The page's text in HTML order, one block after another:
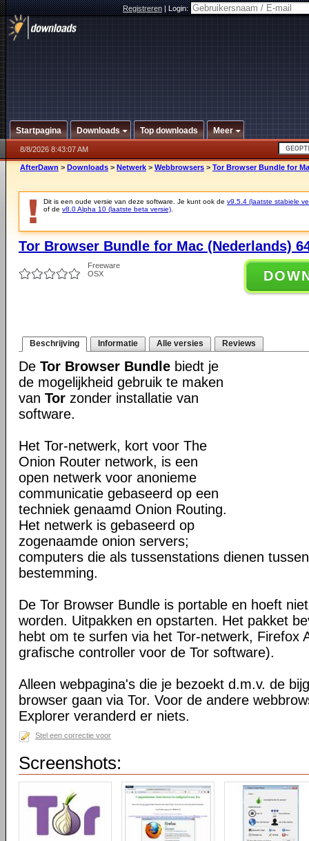
Registreren|Login:
Startpagina Downloads Top downloads Meer
8/8/2026 8:43:07 AM
AfterDawn > Downloads > Netwerk > Webbrowsers > Tor Browser Bundle for
Dit is een oude versie van deze software. Je kunt ook de v9.5.4 (laatste stabiele
of de v8.0 Alpha 10 (laatste beta versie)
Tor Browser Bundle for Mac (Nederlands)
Freeware
OSX
Beschrijving Informatie Alle versies Reviews
De Tor Browser Bundle biedt je
de mogelijkheid gebruik te maken
van Tor zonder installatie van
software.
Het Tor-netwerk, kort voor The
Onion Router network, is een
open netwerk voor anonieme
communicatie gebaseerd op een
techniek genaamd Onion Routing.
Het netwerk is gebaseerd op
zogenaamde onion servers;
computers die als tussenstations dienen
bestemming.
De Tor Browser Bundle is portable en hoeft
worden. Uitpakken en opstarten. Het pakket
hebt om te surfen via het Tor-netwerk, Firefox
grafische controller voor de Tor software).
Alleen webpagina's die je bezoekt d.m.v. de
browser gaan via Tor. Voor de andere
Explorer veranderd er niets.
Stel een correctie voor
Screenshots: